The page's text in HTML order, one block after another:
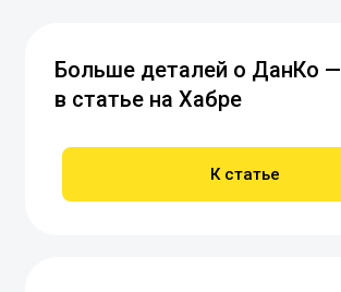
Больше деталей о ДанКо —
в статье на Хабре
К статье